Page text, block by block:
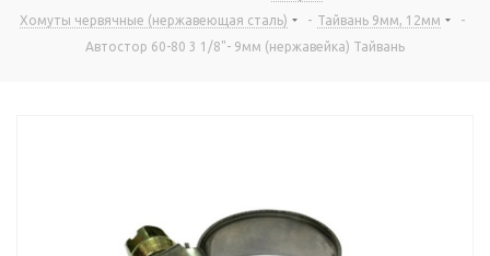
Хомуты червячные (нержавеющая сталь)
- Тайвань 9мм, 12мм
-
Автостор 60-80 3 1/8"- 9мм (нержавейка) Тайвань